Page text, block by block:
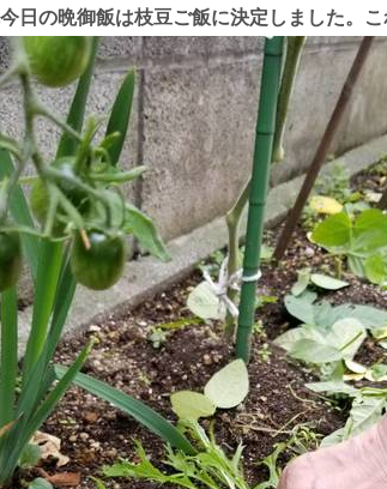
日の晩御飯は枝豆ご飯に決定しました。